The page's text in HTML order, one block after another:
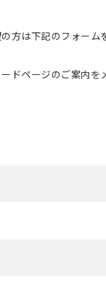
方は下記のフォーム
ドページのご案内を